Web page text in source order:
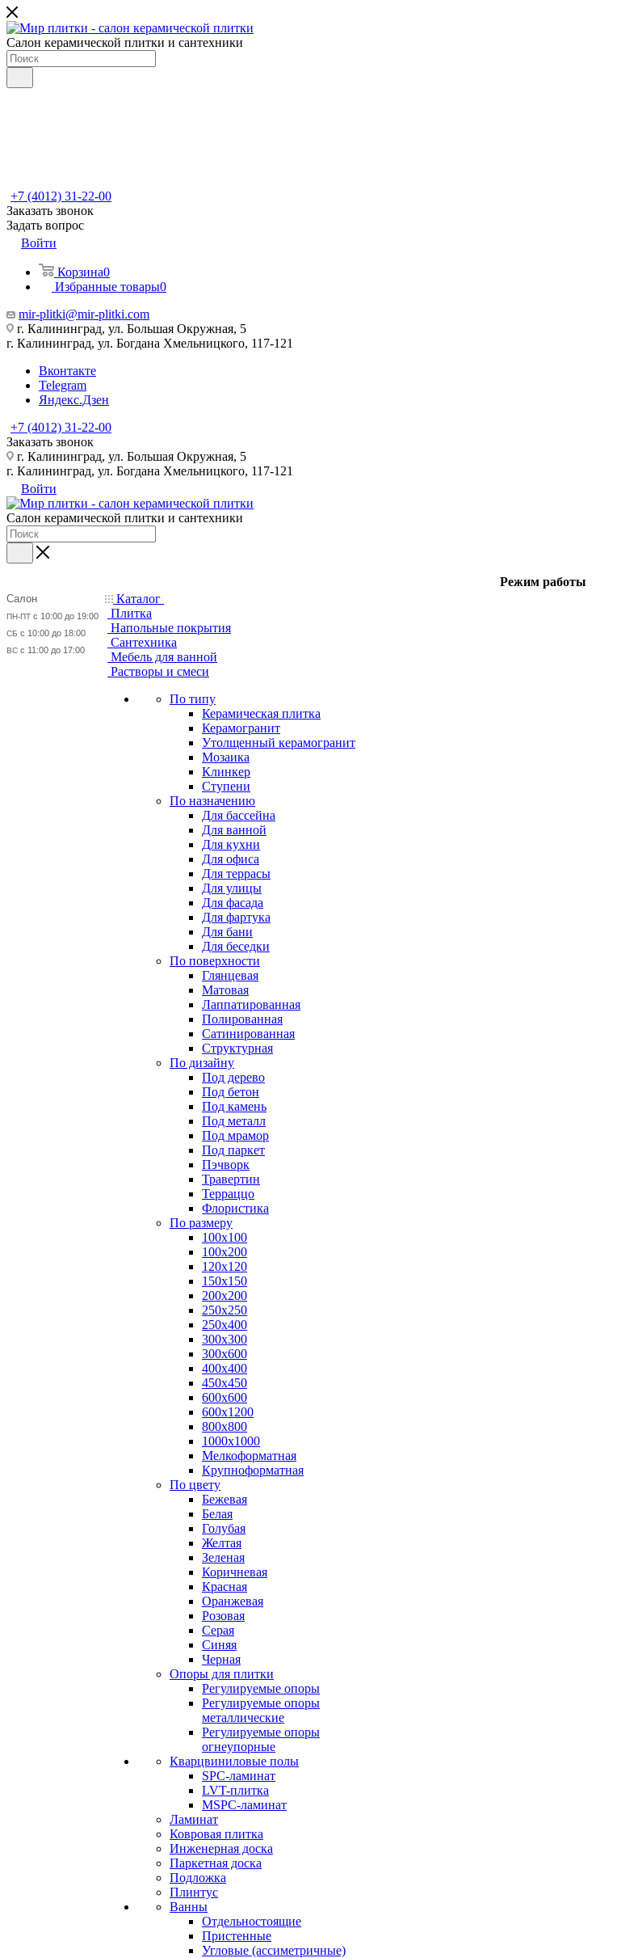
Салон керамической плитки и сантехники
+7 (4012) 31-22-00
Заказать звонок
Задать вопрос
Войти
Корзина0
Избранные товары0
mir-plitki@mir-plitki.com
г. Калининград, ул. Большая Окружная, 5
г. Калининград, ул. Богдана Хмельницкого, 117-121
Вконтакте
Telegram
Яндекс.Дзен
+7 (4012) 31-22-00
Заказать звонок
г. Калининград, ул. Большая Окружная, 5
г. Калининград, ул. Богдана Хмельницкого, 117-121
Войти
Салон керамической плитки и сантехники
Режим работы
Салон
ПН-ПТ с 10:00 до 19:00
СБ с 10:00 до 18:00
ВС с 11:00 до 17:00
Каталог
Плитка
Напольные покрытия
Сантехника
Мебель для ванной
Растворы и смеси
По типу
Керамическая плитка
Керамогранит
Утолщенный керамогранит
Мозаика
Клинкер
Ступени
По назначению
Для бассейна
Для ванной
Для кухни
Для офиса
Для террасы
Для улицы
Для фасада
Для фартука
Для бани
Для беседки
По поверхности
Глянцевая
Матовая
Лаппатированная
Полированная
Сатинированная
Структурная
По дизайну
Под дерево
Под бетон
Под камень
Под металл
Под мрамор
Под паркет
Пэчворк
Травертин
Терраццо
Флористика
По размеру
100х100
100х200
120х120
150х150
200х200
250х250
250х400
300х300
300х600
400х400
450х450
600х600
600х1200
800х800
1000х1000
Мелкоформатная
Крупноформатная
По цвету
Бежевая
Белая
Голубая
Желтая
Зеленая
Коричневая
Красная
Оранжевая
Розовая
Серая
Синяя
Черная
Опоры для плитки
Регулируемые опоры
Регулируемые опоры
металлические
Регулируемые опоры
огнеупорные
Кварцвиниловые полы
SPC-ламинат
LVT-плитка
MSPC-ламинат
Ламинат
Ковровая плитка
Инженерная доска
Паркетная доска
Подложка
Плинтус
Ванны
Отдельностоящие
Пристенные
Угловые (ассиметричные)